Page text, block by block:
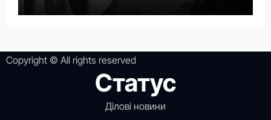
Copyright © All rights reserved
Статус
Ділові новини